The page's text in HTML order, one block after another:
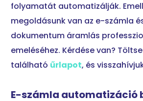
folyamatát automatizálják.
megoldásunk van az e-számla
dokumentum áramlás
emeléséhez. Kérdése van?
található űrlapot, és
E-számla automatizáció